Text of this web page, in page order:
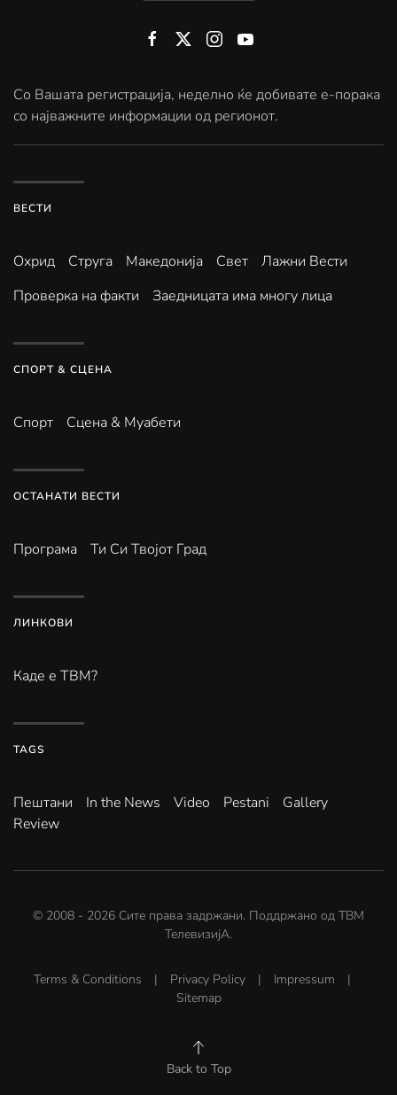
Со Вашата регистрација, неделно ќе добивате е-порака
со најважните информации од регионот.
ВЕСТИ
Охрид Струга Македонија Свет
Лажни Вести
Проверка на факти
Заедницата има многу лица
СПОРТ & СЦЕНА
Спорт Сцена & Муабети
ОСТАНАТИ ВЕСТИ
Програма Ти Си Твојот Град
ЛИНКОВИ
Каде е ТВМ?
TAGS
Пештани In the News Video Pestani
Gallery
Review
© 2008 - 2026 Сите права задржани. Поддржано од ТВМ
ТелевизијА.
Terms & Conditions | Privacy Policy | Impressum |
Sitemap
Back to Top